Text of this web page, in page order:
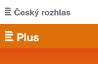
Přejít k hlavnímu obsahu